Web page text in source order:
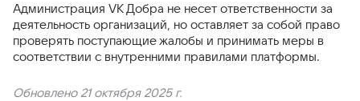
Администрация VK Добра не несет ответственности за
деятельность организаций, но оставляет за собой право
проверять поступающие жалобы и принимать меры в
соответствии с внутренними правилами платформы.
Обновлено 21 октября 2025 г.